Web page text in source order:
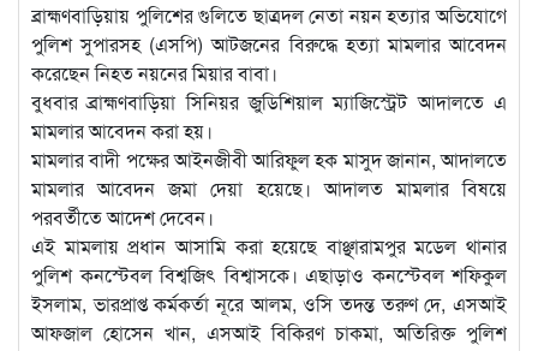
ব্রাহ্মণবাড়িয়ায় পুলিশের গুলিতে ছাত্রদল নেতা নয়ন হত্যার অভিযোগে
পুলিশ সুপারসহ (এসপি) আটজনের বিরুদ্ধে হত্যা মামলার আবেদন
করেছেন নিহত নয়নের মিয়ার বাবা।
বুধবার ব্রাহ্মণবাড়িয়া সিনিয়র জুডিশিয়াল ম্যাজিস্ট্রেট আদালতে এ
মামলার আবেদন করা হয়।
মামলার বাদী পক্ষের আইনজীবী আরিফুল হক মাসুদ জানান, আদালতে
মামলার আবেদন জমা দেয়া হয়েছে। আদালত মামলার বিষয়ে
পরবর্তীতে আদেশ দেবেন।
এই মামলায় প্রধান আসামি করা হয়েছে বাঞ্ছারামপুর মডেল থানার
পুলিশ কনস্টেবল বিশ্বজিৎ বিশ্বাসকে। এছাড়াও কনস্টেবল শফিকুল
ইসলাম, ভারপ্রাপ্ত কর্মকর্তা নূরে আলম, ওসি তদন্ত তরুণ দে, এসআই
আফজাল হোসেন খান, এসআই বিকিরণ চাকমা, অতিরিক্ত পুলিশ